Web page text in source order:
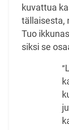
kuvattua
tällaisesta,
Tuo
siksi se
”